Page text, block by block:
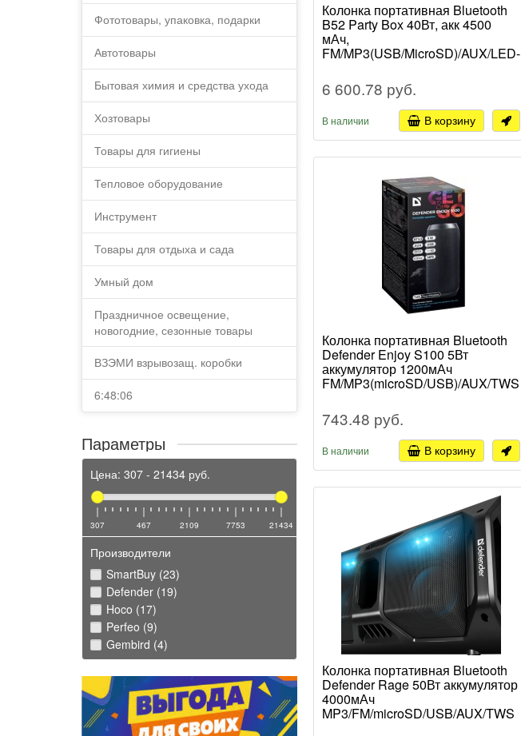
Фототовары, упаковка, подарки
Автотовары
Бытовая химия и средства ухода
Хозтовары
Товары для гигиены
Тепловое оборудование
Инструмент
Товары для отдыха и сада
Умный дом
Праздничное освещение,
новогодние, сезонные товары
ВЗЭМИ взрывозащ. коробки
6:48:06
Параметры
Цена: 307 - 21434 руб.
307 467 2109 7753 21434
Производители
SmartBuy (23)
Defender (19)
Hoco (17)
Perfeo (9)
Gembird (4)
Колонка портативная Bluetooth
B52 Party Box 40Вт, акк 4500
мАч,
FM/MP3(USB/MicroSD)/AUX/LED-
комплекте, черная
6 600.78 руб.
В наличии В корзину
Колонка портативная Bluetooth
Defender Enjoy S100 5Вт
аккумулятор 1200мАч
FM/MP3(microSD/USB)/AUX/TWS
743.48 руб.
В наличии В корзину
Колонка портативная Bluetooth
Defender Rage 50Вт аккумулятор
4000мАч
MP3/FM/microSD/USB/AUX/TWS